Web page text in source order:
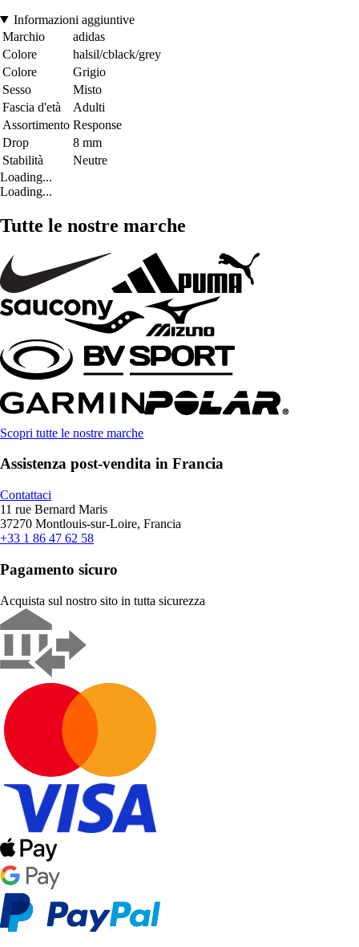
Informazioni aggiuntive
Marchio
adidas
Colore
halsil/cblack/grey
Colore
Grigio
Sesso
Misto
Fascia d'età
Adulti
Assortimento Response
Drop
8 mm
Stabilità
Neutre
Loading...
Loading...
Tutte le nostre marche
Scopri tutte le nostre marche
Assistenza post-vendita in Francia
Contattaci
11 rue Bernard Maris
37270 Montlouis-sur-Loire, Francia
+33 1 86 47 62 58
Pagamento sicuro
Acquista sul nostro sito in tutta sicurezza